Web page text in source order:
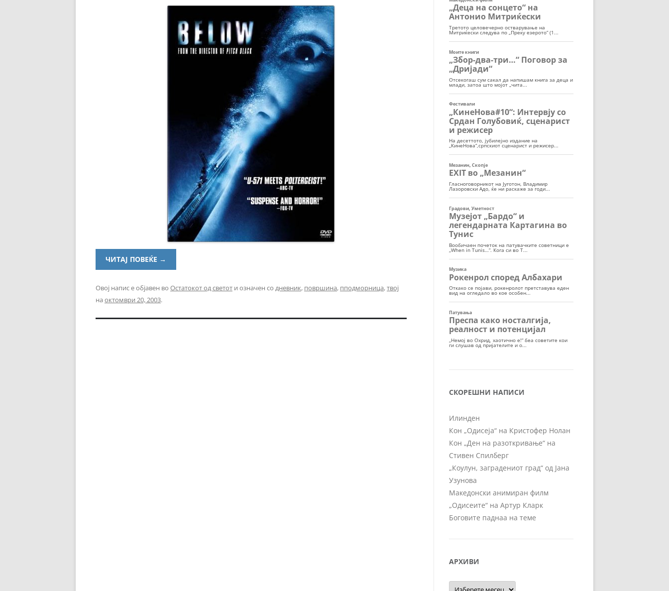
ЧИТАЈ ПОВЕЌЕ →
Овој напис е објавен во Остатокот од светот и означен со дневник, површина, пподморница,твој
на октомври 20, 2003.
СКОРЕШНИ НАПИСИ
Илинден
Кон „Одисеја“ на Кристофер Нолан
Кон „Ден на разоткривање“ на
Стивен Спилберг
„Коулун, заградениот град“ од Јана
Узунова
Македонски анимиран филм
„Одисеите“ на Артур Кларк
Боговите паднаа на теме
АРХИВИ
Архиви